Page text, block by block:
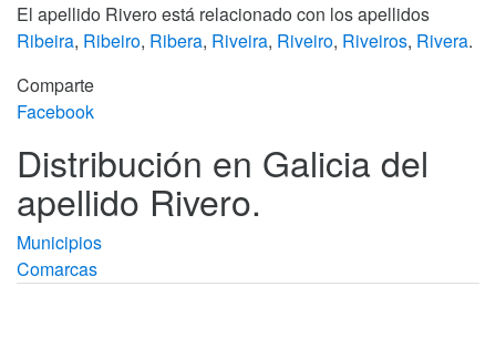
El apellido Rivero está relacionado con los apellidos
Ribeira, Ribeiro, Ribera, Riveira, Riveiro, Riveiros, Rivera.
Comparte
Facebook
Distribución en Galicia del
apellido Rivero.
Municipios
Comarcas